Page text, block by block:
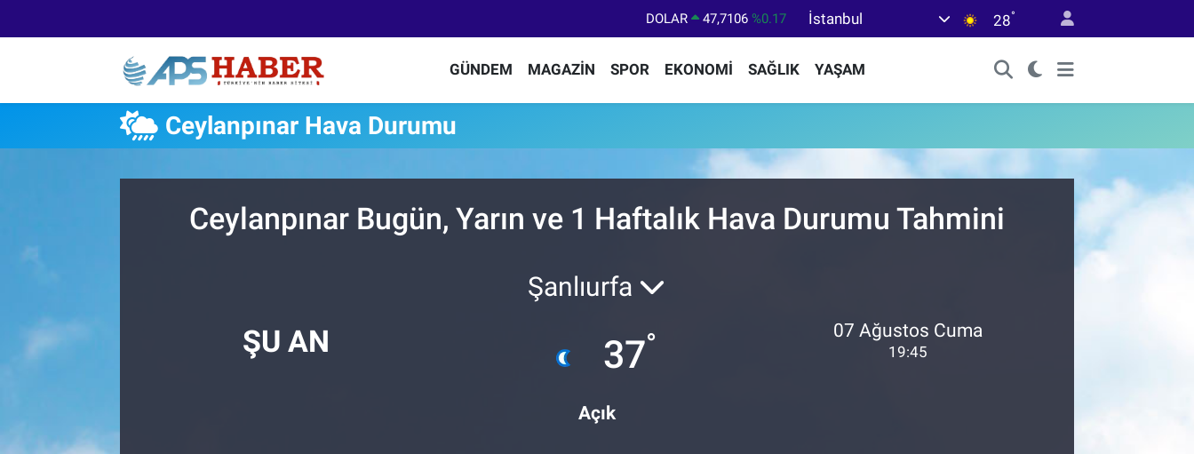
DOLAR 47,7106 %0.17
BİST100
13.773 %-19
BITCOIN
65.130,04 %1.2
İstanbul 28°
GÜNDEM MAGAZİN SPOR EKONOMİ SAĞLIK YAŞAM
Ceylanpınar Hava Durumu
Ceylanpınar Bugün, Yarın ve 1 Haftalık Hava Durumu Tahmini
ŞU AN
Şanlıurfa
37°
Açık
07 Ağustos Cuma
19:45